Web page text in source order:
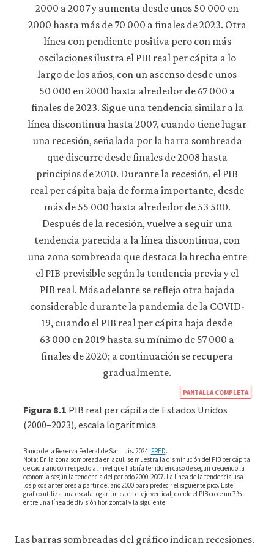
PANTALLA COMPLETA
Figura 8.1 PIB real per cápita de Estados Unidos
(2000–2023), escala logarítmica.
Banco de la Reserva Federal de San Luis. 2024. FRED.
Nota: En la zona sombreada en azul, se muestra la disminución del PIB per cápita
de cada año con respecto al nivel que habría tenido en caso de seguir creciendo la
economía según la tendencia del periodo 2000–2007. La línea de la tendencia usa
los picos anteriores a partir del año 2000 para predecir el siguiente pico. Este
gráfico utiliza una escala logarítmica en el eje vertical, donde el PIB crece un 7 %
entre una línea de división horizontal y la siguiente.
Las barras sombreadas del gráfico indican recesiones.